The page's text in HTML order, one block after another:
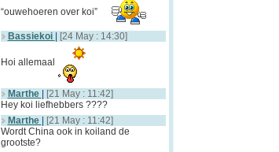
“ouwehoeren over koi”
Bassiekoi [24 May : 14:30]
Hoi allemaal
Marthe
[21 May : 11:42]
Hey koi liefhebbers ????
Marthe
[21 May : 11:42]
Wordt China ook in koiland de
grootste?